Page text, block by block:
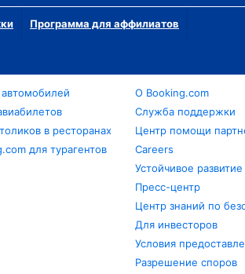
Программа для аффилиатов
автомобилей
в ресторанах
для турагентов
О Booking.com
Служба поддержки
Центр помощи
Careers
Устойчивое развитие
Пресс-центр
Центр знаний по
Для инвесторов
Условия
Разрешение споров